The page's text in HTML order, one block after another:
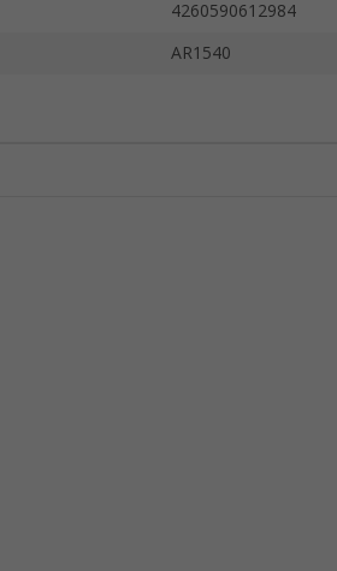
4260590612984
AR1540